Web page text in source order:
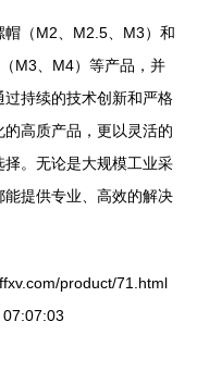
（M2、M2.5、M3）和
M3、M4）等产品，并
持续的技术创新和严格
高质产品，更以灵活的
。无论是大规模工业采
提供专业、高效的解决
product/71.html